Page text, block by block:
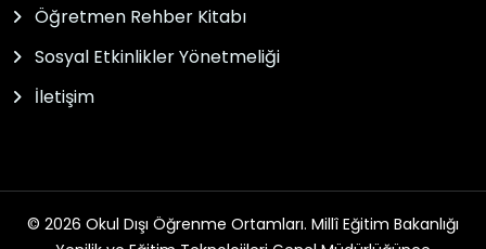
Öğretmen Rehber Kitabı
Sosyal Etkinlikler Yönetmeliği
İletişim
© 2026 Okul Dışı Öğrenme Ortamları. Millî Eğitim Bakanlığı